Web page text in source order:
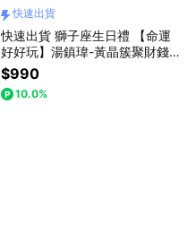
快速出貨
快速出貨 獅子座生日禮 【命運
好好玩】湯鎮瑋-黃晶簇聚財錢龜
鎮
$990
10.0%